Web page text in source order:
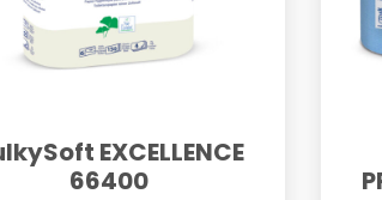
EXCELLENCE
66400